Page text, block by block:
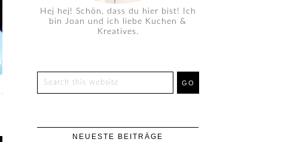
Hej hej! Schön, dass du hier bist! Ich
bin Joan und ich liebe Kuchen &
Kreatives.
NEUESTE BEITRÄGE